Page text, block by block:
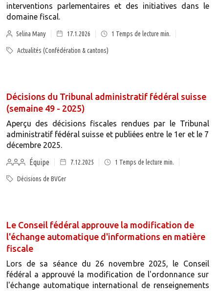
interventions parlementaires et des initiatives dans le
domaine fiscal.
Selina Many 17.1.2026 1 Temps de lecture min.
Actualités (Confédération & cantons)
Décisions du Tribunal administratif fédéral suisse
(semaine 49 - 2025)
Aperçu des décisions fiscales rendues par le Tribunal
administratif fédéral suisse et publiées entre le 1er et le 7
décembre 2025.
Équipe
7.12.2025 1 Temps de lecture min.
Décisions de BVGer
Le Conseil fédéral approuve la modification de
l'échange automatique d'informations en matière
fiscale
Lors de sa séance du 26 novembre 2025, le Conseil
fédéral a approuvé la modification de l'ordonnance sur
l'échange automatique international de renseignements